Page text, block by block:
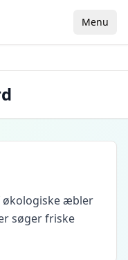
Menu
økologiske æbler
søger friske